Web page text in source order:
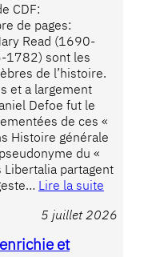
CDF:
de pages:
Read (1690-
1782) sont les
de l’histoire.
et a largement
Defoe fut le
de ces «
Histoire générale
du «
Libertalia partagent
Lire la suite
5 juillet 2026
et